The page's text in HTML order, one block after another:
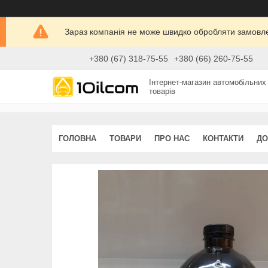
Зараз компанія не може швидко обробляти
+380 (67) 318-75-55 +380 (66) 260-75-55
Інтернет-магазин автомобільних
товарів
ГОЛОВНА ТОВАРИ ПРО НАС КОНТАКТИ